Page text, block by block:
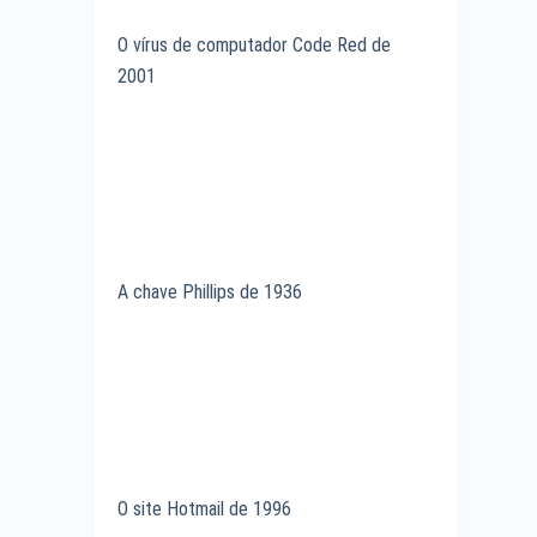
O vírus de computador Code Red de
2001
A chave Phillips de 1936
O site Hotmail de 1996